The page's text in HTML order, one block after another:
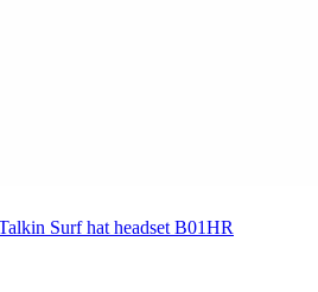
Surf hat headset B01HR